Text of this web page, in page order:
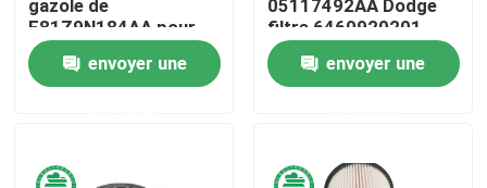
Maison
Vidéos
gazole de
F81Z9N184AA pour
Ford Trks Diesel
envoyer une
05117492AA Dodge
filtre 6460920201
Mercedes Diesel
Particulate Filter
envoyer une